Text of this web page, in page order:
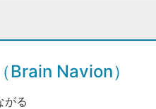
Navion）
がる